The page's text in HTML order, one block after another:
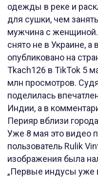
одежды в реке и
для сушки, чем
мужчина с
снято не в Украине,
опубликовано на
Tkach126 в TikTok 5
млн просмотров.
поделилась
Индии, а в
Перияр вблизи
Уже 8 мая это видео
пользователь Rulik
изображения была
„Первые индусы уже